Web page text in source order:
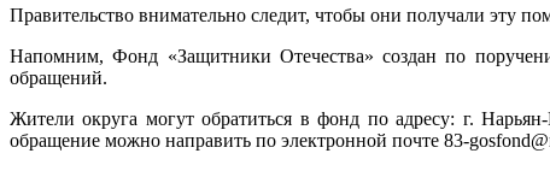
Правительство внимательно следит, чтобы они получали эту
Напомним, Фонд «Защитники Отечества» создан по
обращений.
Жители округа могут обратиться в фонд по адресу: г.
обращение можно направить по электронной почте 83-